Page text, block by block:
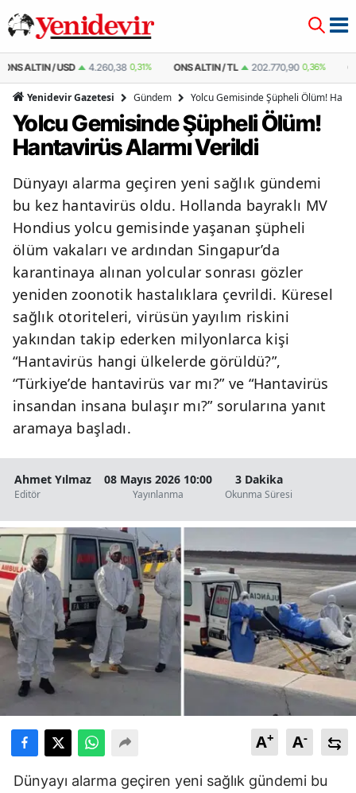
ONS ALTIN / TL 202.770,90 0,36% ÇEYREK ALTIN 10.659,73 0,36%
Yenidevir Gazetesi Gündem Yolcu Gemisinde Şüpheli Ölüm!
Yolcu Gemisinde Şüpheli Ölüm!
Hantavirüs Alarmı Verildi
Dünyayı alarma geçiren yeni sağlık gündemi
bu kez hantavirüs oldu. Hollanda bayraklı MV
Hondius yolcu gemisinde yaşanan şüpheli
ölüm vakaları ve ardından Singapur’da
karantinaya alınan yolcular sonrası gözler
yeniden zoonotik hastalıklara çevrildi. Küresel
sağlık otoriteleri, virüsün yayılım riskini
yakından takip ederken milyonlarca kişi
“Hantavirüs hangi ülkelerde görüldü?”,
“Türkiye’de hantavirüs var mı?” ve “Hantavirüs
insandan insana bulaşır mı?” sorularına yanıt
aramaya başladı.
Ahmet Yılmaz
Editör
08 Mayıs 2026 10:00
Yayınlanma
3 Dakika
Okunma Süresi
A+ A-
Dünyayı alarma geçiren yeni sağlık gündemi bu